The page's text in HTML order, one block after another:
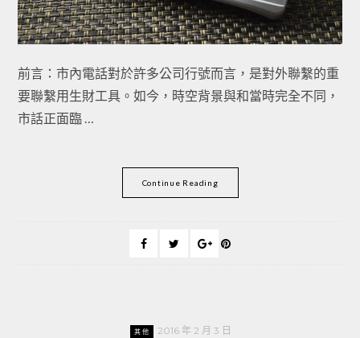
前言：市內電話對於許多公司行號而言，是對外聯繫的重
要聯繫用生財工具。如今，時空背景與和當時完全不同，
市話正面臨 …
Continue Reading
其他 2016 年 2 月 3 日